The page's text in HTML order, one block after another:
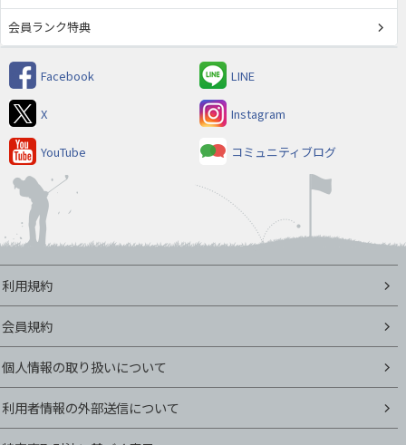
会員ランク特典
Facebook LINE
X Instagram
YouTube コミュニティブログ
利用規約
会員規約
個人情報の取り扱いについて
利用者情報の外部送信について